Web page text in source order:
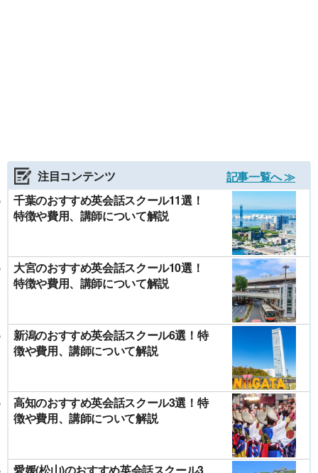
注目コンテンツ
記事一覧へ ≫
千葉のおすすめ英会話スクール11選！
特徴や費用、講師について解説
大宮のおすすめ英会話スクール10選！
特徴や費用、講師について解説
新潟のおすすめ英会話スクール6選！特
徴や費用、講師について解説
高知のおすすめ英会話スクール3選！特
徴や費用、講師について解説
愛媛(松山)のおすすめ英会話スクール3